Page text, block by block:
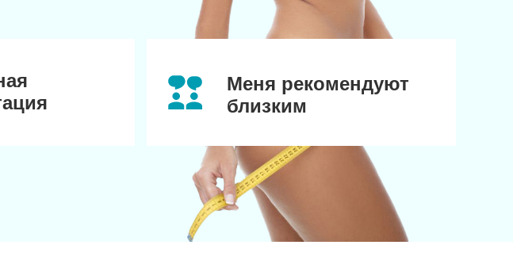
Меня рекомендуют
близким